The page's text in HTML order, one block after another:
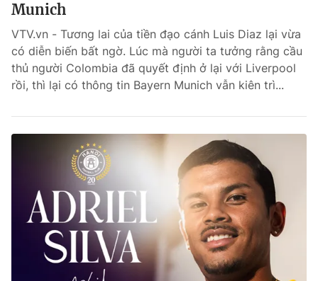
Munich
VTV.vn - Tương lai của tiền đạo cánh Luis Diaz lại vừa
có diễn biến bất ngờ. Lúc mà người ta tưởng rằng cầu
thủ người Colombia đã quyết định ở lại với Liverpool
rồi, thì lại có thông tin Bayern Munich vẫn kiên trì...